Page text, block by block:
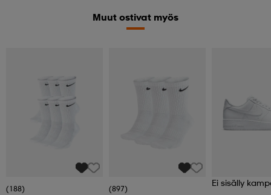
Muut ostivat myös
(188)
(897)
Ei sisälly